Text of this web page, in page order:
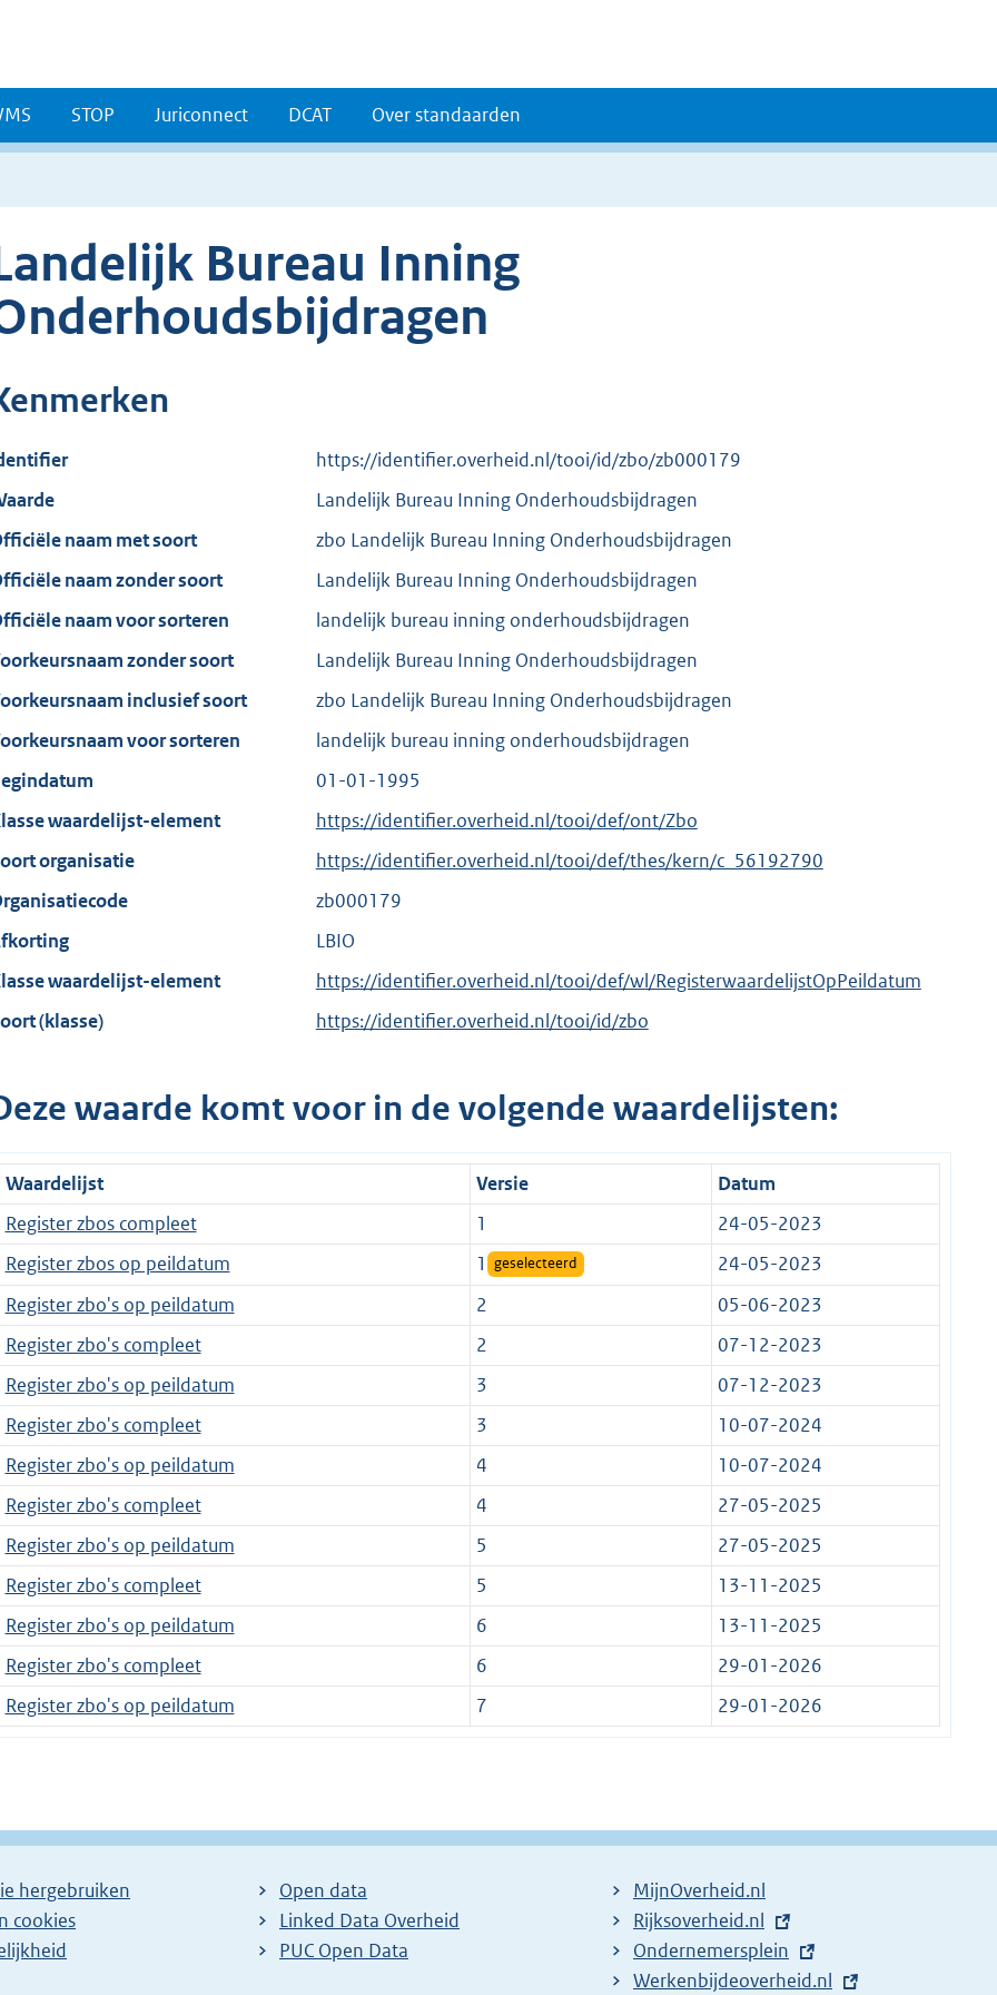
STOP Juriconnect DCAT Over standaarden
Bureau Inning
https://identifier.overheid.nl/tooi/id/zbo/zb000179
Landelijk Bureau Inning Onderhoudsbijdragen
naam met soort
zbo Landelijk Bureau Inning Onderhoudsbijdragen
naam zonder soort
Landelijk Bureau Inning Onderhoudsbijdragen
naam voor sorteren
landelijk bureau inning onderhoudsbijdragen
zonder soort
Landelijk Bureau Inning Onderhoudsbijdragen
inclusief soort
zbo Landelijk Bureau Inning Onderhoudsbijdragen
voor sorteren
landelijk bureau inning onderhoudsbijdragen
01-01-1995
waardelijst-element
https://identifier.overheid.nl/tooi/def/ont/Zbo
organisatie
https://identifier.overheid.nl/tooi/def/thes/kern/c_56192790
zb000179
LBIO
waardelijst-element
https://identifier.overheid.nl/tooi/def/wl/RegisterwaardelijstOpPeildatum
(klasse)
https://identifier.overheid.nl/tooi/id/zbo
waarde komt voor in de volgende waardelijsten:
Waardelijst Versie
Datum
Register zbos compleet
1
24-05-2023
Register zbos op peildatum
1 geselecteerd
24-05-2023
Register zbo's op peildatum
2
05-06-2023
Register zbo's compleet
2
07-12-2023
Register zbo's op peildatum
3
07-12-2023
Register zbo's compleet
3
10-07-2024
Register zbo's op peildatum
4
10-07-2024
Register zbo's compleet
4
27-05-2025
Register zbo's op peildatum
5
27-05-2025
Register zbo's compleet
5
13-11-2025
Register zbo's op peildatum
6
13-11-2025
Register zbo's compleet
6
29-01-2026
Register zbo's op peildatum
7 29-01-2026
hergebruiken
cookies
Open data
Linked Data Overheid
PUC Open Data
MijnOverheid.nl
E
x
t
Rijksoverheid.nl
E
x
Ondernemersplein
E
Werkenbijdeoverheid.nl